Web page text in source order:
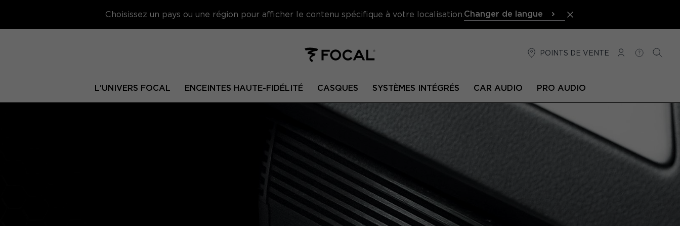
Choisissez un pays ou une région pour afficher le contenu spécifique à votre localisation. Changer de langue
POINTS DE VENTE
CONNEXION
AIDE
L'UNIVERS FOCAL ENCEINTES HAUTE-FIDÉLITÉ CASQUES SYSTÈMES INTÉGRÉS CAR AUDIO PRO AUDIO